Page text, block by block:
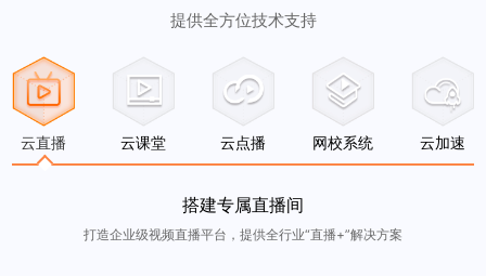
提供全方位技术支持
云直播 云课堂 云点播 网校系统 云加速
搭建专属直播间
打造企业级视频直播平台，提供全行业“直播+”解决方案